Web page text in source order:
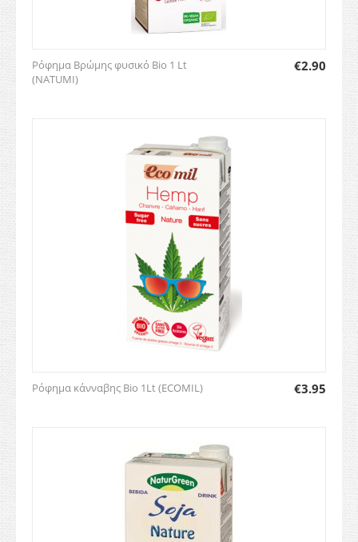
Ρόφημα Βρώμης φυσικό Bio 1 Lt
(NATUMI)
€2.90
Ρόφημα κάνναβης Bio 1Lt (ECOMIL) €3.95